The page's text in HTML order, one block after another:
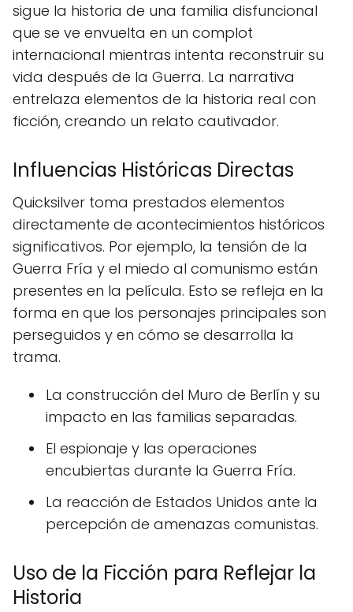
sigue la historia de una familia disfuncional
que se ve envuelta en un complot
internacional mientras intenta reconstruir su
vida después de la Guerra. La narrativa
entrelaza elementos de la historia real con
ficción, creando un relato cautivador.
Influencias Históricas Directas
Quicksilver toma prestados elementos
directamente de acontecimientos históricos
significativos. Por ejemplo, la tensión de la
Guerra Fría y el miedo al comunismo están
presentes en la película. Esto se refleja en la
forma en que los personajes principales son
perseguidos y en cómo se desarrolla la
trama.
La construcción del Muro de Berlín y su
impacto en las familias separadas.
El espionaje y las operaciones
encubiertas durante la Guerra Fría.
La reacción de Estados Unidos ante la
percepción de amenazas comunistas.
Uso de la Ficción para Reflejar la
Historia